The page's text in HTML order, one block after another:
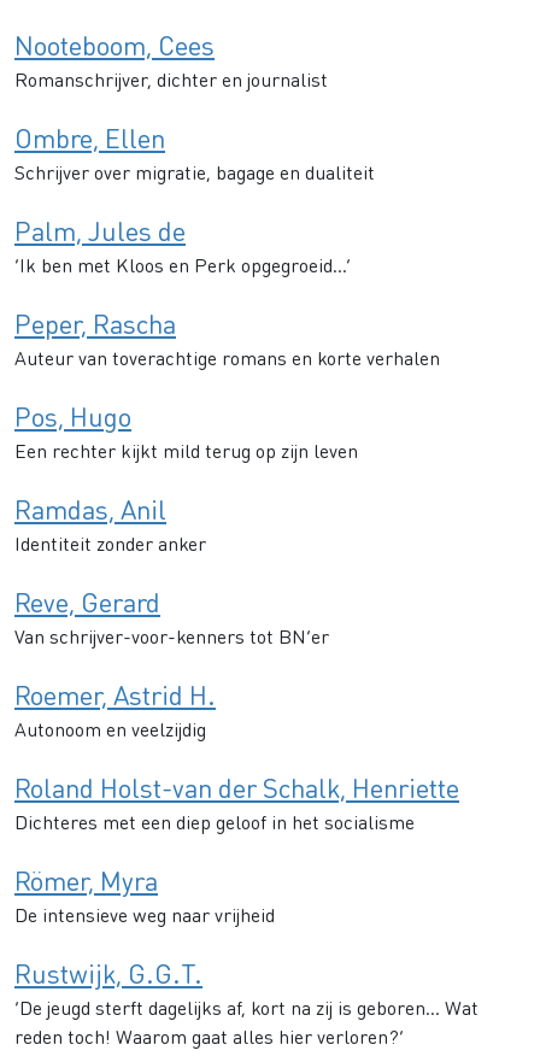
Nooteboom, Cees
Romanschrijver, dichter en journalist
Ombre, Ellen
Schrijver over migratie, bagage en dualiteit
Palm, Jules de
‘Ik ben met Kloos en Perk opgegroeid...’
Peper, Rascha
Auteur van toverachtige romans en korte verhalen
Pos, Hugo
Een rechter kijkt mild terug op zijn leven
Ramdas, Anil
Identiteit zonder anker
Reve, Gerard
Van schrijver-voor-kenners tot BN’er
Roemer, Astrid H.
Autonoom en veelzijdig
Roland Holst-van der Schalk, Henriette
Dichteres met een diep geloof in het socialisme
Römer, Myra
De intensieve weg naar vrijheid
Rustwijk, G.G.T.
‘De jeugd sterft dagelijks af, kort na zij is geboren... Wat
reden toch! Waarom gaat alles hier verloren?’